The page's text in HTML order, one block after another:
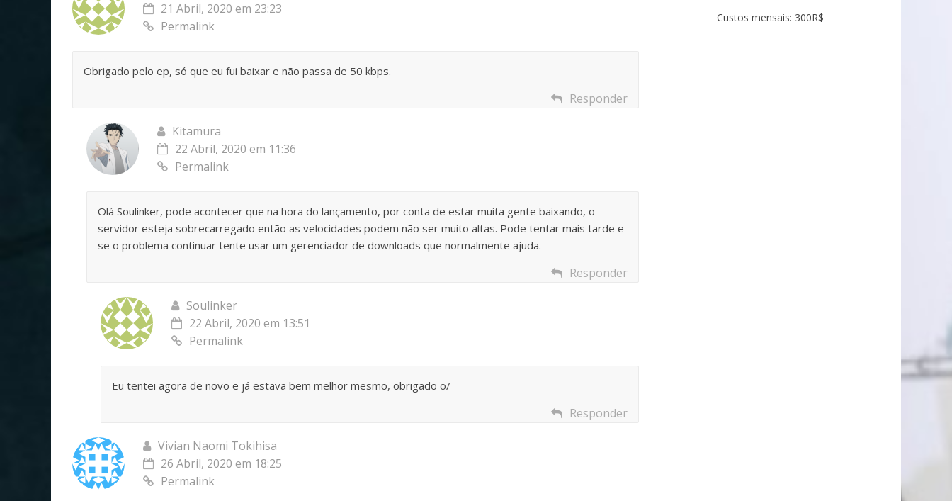
21 Abril, 2020 em 23:23
Permalink
Obrigado pelo ep, só que eu fui baixar e não passa de 50 kbps.
Responder
Kitamura
22 Abril, 2020 em 11:36
Permalink
Olá Soulinker, pode acontecer que na hora do lançamento, por conta de estar muita gente baixando, o
servidor esteja sobrecarregado então as velocidades podem não ser muito altas. Pode tentar mais tarde e
se o problema continuar tente usar um gerenciador de downloads que normalmente ajuda.
Responder
Soulinker
22 Abril, 2020 em 13:51
Permalink
Eu tentei agora de novo e já estava bem melhor mesmo, obrigado o/
Responder
Vivian Naomi Tokihisa
26 Abril, 2020 em 18:25
Permalink
Custos mensais: 300R$